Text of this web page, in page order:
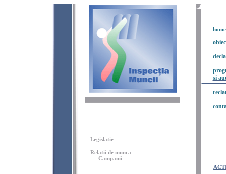
Legislatie
Relatii de munca
Campanii
home
si